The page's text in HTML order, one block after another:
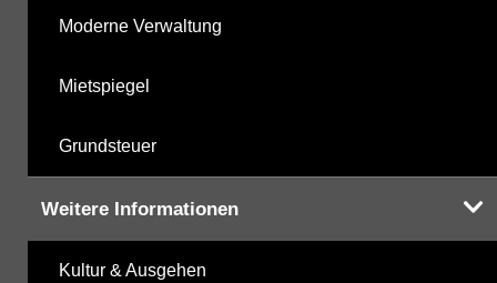
Moderne Verwaltung
Mietspiegel
Grundsteuer
Weitere Informationen
Kultur & Ausgehen